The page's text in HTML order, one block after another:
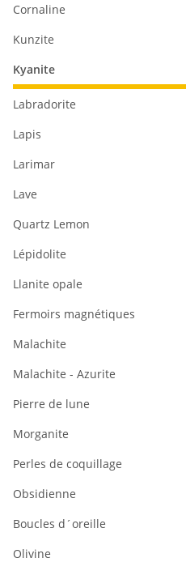
Cornaline
Kunzite
Kyanite
Labradorite
Lapis
Larimar
Lave
Quartz Lemon
Lépidolite
Llanite opale
Fermoirs magnétiques
Malachite
Malachite - Azurite
Pierre de lune
Morganite
Perles de coquillage
Obsidienne
Boucles d´oreille
Olivine